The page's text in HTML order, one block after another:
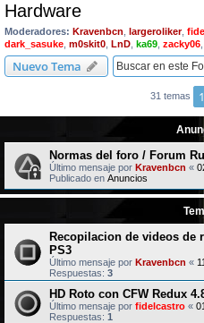
Hardware
Moderadores: Kravenbcn largeroliker,
dark_sasuke m0skit0 LnD ka69 zacky06
Nuevo Tema
31 temas 1
Normas del foro / Forum
Último mensaje por Kravenbcn «
Publicado en Anuncios
Recopilacion de videos de
PS3
Último mensaje por Kravenbcn «
Respuestas: 3
HD Roto con CFW Redux
Último mensaje por fidelcastro «
Respuestas: 1